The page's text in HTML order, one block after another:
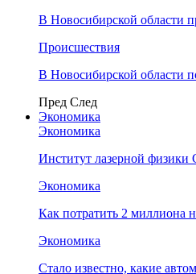
В Новосибирской области
Происшествия
В Новосибирской области
Пред След
Экономика
Экономика
Институт лазерной
Экономика
Как потратить 2 миллиона
Экономика
Стало известно, какие